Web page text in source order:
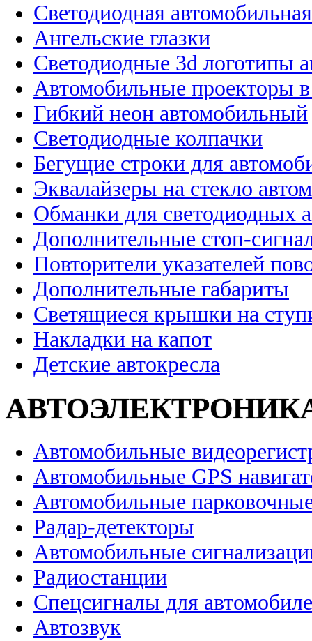
Светодиодная
Ангельские глазки
Светодиодные 3d логотипы
Автомобильные проекторы
Гибкий неон автомобильный
Светодиодные колпачки
Бегущие строки для
Эквалайзеры на стекло
Обманки для светодиодных
Дополнительные стоп-
Повторители указателей
Дополнительные габариты
Светящиеся крышки на
Накладки на капот
Детские автокресла
Автомобильные
Автомобильные GPS
Автомобильные
Радар-детекторы
Автомобильные
Радиостанции
Спецсигналы для
Автозвук